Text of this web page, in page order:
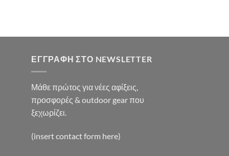
ΕΓΓΡΑΦΉ ΣΤΟ NEWSLETTER
Μάθε πρώτος για νέες αφίξεις,
προσφορές & outdoor gear που
ξεχωρίζει.
(insert contact form here)